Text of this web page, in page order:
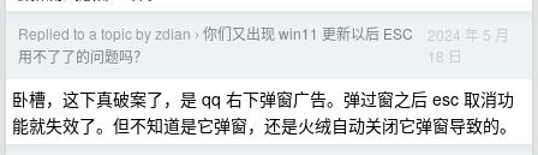
Replied to a topic by zdian › 你们又出现 win11 更新以后 ESC
用不了了的问题吗？
2024 年 5 月
18 日
卧槽，这下真破案了，是 qq 右下弹窗广告。弹过窗之后 esc 取消功
能就失效了。但不知道是它弹窗，还是火绒自动关闭它弹窗导致的。